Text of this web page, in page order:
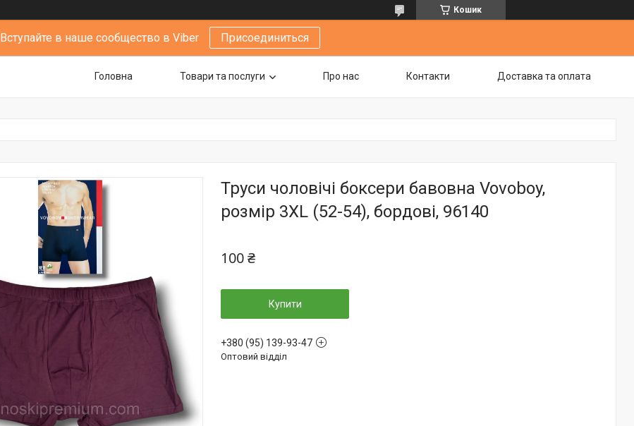
Кошик
Вступайте в наше сообщество в Viber Присоединиться
Головна Товари та послуги Про нас Контакти Доставка та оплата
Труси чоловічі боксери бавовна Vovoboy,
розмір 3XL (52-54), бордові, 96140
100 ₴
Купити
+380 (95) 139-93-47
Оптовий відділ